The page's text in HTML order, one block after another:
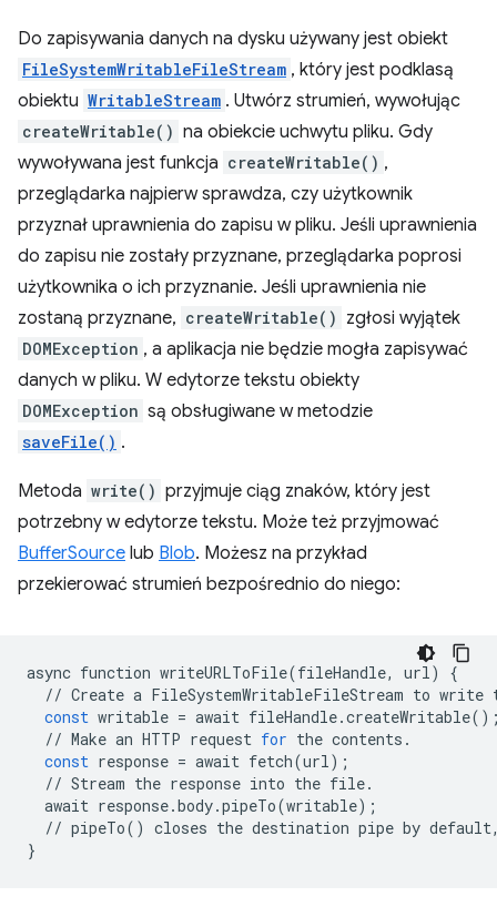
Do zapisywania danych na dysku używany jest obiekt
FileSystemWritableFileStream , który jest podklasą
obiektu WritableStream . Utwórz strumień, wywołując
createWritable() na obiekcie uchwytu pliku. Gdy
wywoływana jest funkcja createWritable() ,
przeglądarka najpierw sprawdza, czy użytkownik
przyznał uprawnienia do zapisu w pliku. Jeśli uprawnienia
do zapisu nie zostały przyznane, przeglądarka poprosi
użytkownika o ich przyznanie. Jeśli uprawnienia nie
zostaną przyznane, createWritable() zgłosi wyjątek
DOMException , a aplikacja nie będzie mogła zapisywać
danych w pliku. W edytorze tekstu obiekty
DOMException są obsługiwane w metodzie
saveFile() .
Metoda write() przyjmuje ciąg znaków, który jest
potrzebny w edytorze tekstu. Może też przyjmować
BufferSource lub Blob. Możesz na przykład
przekierować strumień bezpośrednio do niego:
async function writeURLToFile(fileHandle, url)
{
// Create a FileSystemWritableFileStream to write
const writable = await fileHandle.createWritable
// Make an HTTP request for the contents .
const response = await fetch(url);
// Stream the response into the file.
await response.body.pipeTo(writable);
// pipeTo() closes the destination pipe by default
}